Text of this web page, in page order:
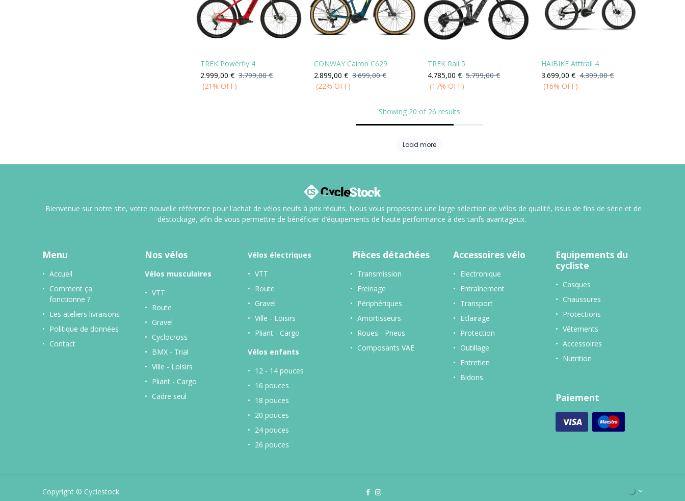
TREK Powerfly 4
2.999,00 € 3.799,00€
(21% OFF)
CONWAY Cairon C629
2.899,00 € 3.699,00€
(22% OFF)
TREK Rail 5
4.785,00 € 5.799,00€
(17% OFF)
HAIBIKE Atttrail 4
3.699,00 € 4.399,00€
(16% OFF)
Showing 20 of 26 results
Load more
Bienvenue sur notre site, votre nouvelle référence pour l'achat de vélos neufs à prix réduits. Nous vous proposons une large sélection de vélos de qualité, issus de fins de série et de
déstockage, afin de vous permettre de bénéficier d’équipements de haute performance à des tarifs avantageux.
Menu
Accueil
Comment ça
fonctionne ?
Les ateliers livraisons
Politique de données
Contact
Nos vélos
Vélos musculaires
VTT
Route
Gravel
Cyclocross
BMX - Trial
Ville - Loisirs
Pliant - Cargo
Cadre seul
Vélos électriques
VTT
Route
Gravel
Ville - Loisirs
Pliant - Cargo
Vélos enfants
12 - 14 pouces
16 pouces
18 pouces
20 pouces
24 pouces
26 pouces
Pièces détachées
Transmission
Freinage
Périphériques
Amortisseurs
Roues - Pneus
Composants VAE
Accessoires vélo
Electronique
Entraînement
Transport
Eclairage
Protection
Outillage
Entretien
Bidons
Equipements du
cycliste
Casques
Chaussures
Protections
Vêtements
Accessoires
Nutrition
Paiement
Copyright © Cyclestock